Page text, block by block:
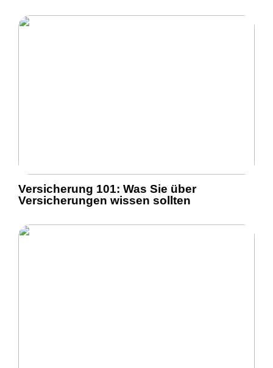
Versicherung 101: Was Sie über
Versicherungen wissen sollten